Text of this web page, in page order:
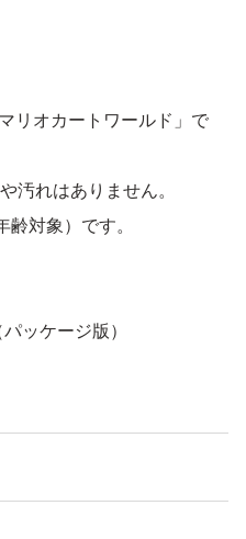
リオカートワールド」で
汚れはありません。
対象）です。
ッケージ版）
年齢対象）